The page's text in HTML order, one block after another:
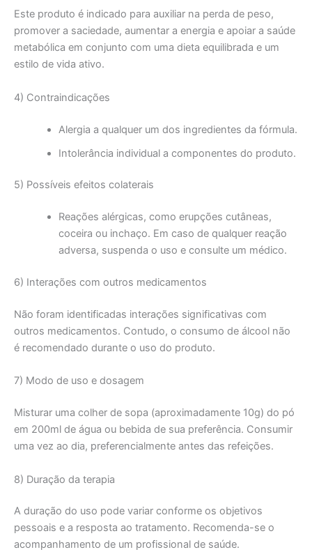
Este produto é indicado para auxiliar na perda de peso,
promover a saciedade, aumentar a energia e apoiar a saúde
metabólica em conjunto com uma dieta equilibrada e um
estilo de vida ativo.
4) Contraindicações
Alergia a qualquer um dos ingredientes da fórmula.
Intolerância individual a componentes do produto.
5) Possíveis efeitos colaterais
Reações alérgicas, como erupções cutâneas,
coceira ou inchaço. Em caso de qualquer reação
adversa, suspenda o uso e consulte um médico.
6) Interações com outros medicamentos
Não foram identificadas interações significativas com
outros medicamentos. Contudo, o consumo de álcool não
é recomendado durante o uso do produto.
7) Modo de uso e dosagem
Misturar uma colher de sopa (aproximadamente 10g) do pó
em 200ml de água ou bebida de sua preferência. Consumir
uma vez ao dia, preferencialmente antes das refeições.
8) Duração da terapia
A duração do uso pode variar conforme os objetivos
pessoais e a resposta ao tratamento. Recomenda-se o
acompanhamento de um profissional de saúde.